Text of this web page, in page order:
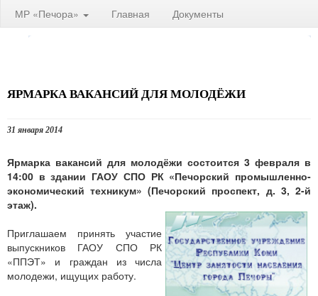
МР «Печора» Главная Документы
ЯРМАРКА ВАКАНСИЙ ДЛЯ МОЛОДЁЖИ
31 января 2014
Ярмарка вакансий для молодёжи состоится 3 февраля в
14:00 в здании ГАОУ СПО РК «Печорский промышленно-
экономический техникум» (Печорский проспект, д. 3, 2-й
этаж).
Приглашаем принять участие
выпускников ГАОУ СПО РК
«ППЭТ» и граждан из числа
молодежи, ищущих работу.